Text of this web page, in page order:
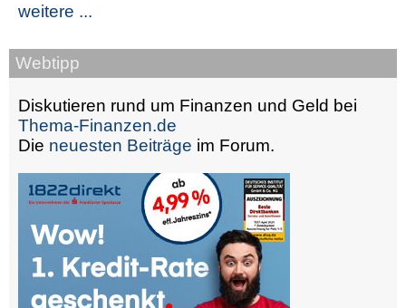
weitere ...
Webtipp
Diskutieren rund um Finanzen und Geld bei
Thema-Finanzen.de
Die neuesten Beiträge im Forum.